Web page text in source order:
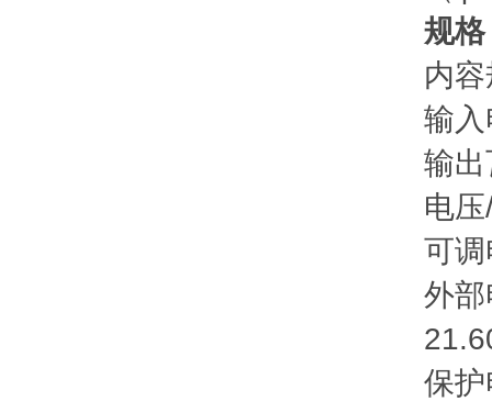
规格
内容
输入
输出
电压/
可调
外部电
21.60
保护电